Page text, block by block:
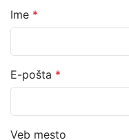
Ime *
E-pošta *
Veb mesto